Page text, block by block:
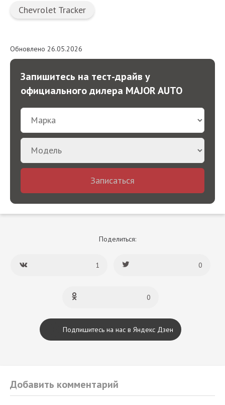
Chevrolet Tracker
Обновлено 26.05.2026
Запишитесь на тест-драйв у
официального дилера MAJOR AUTO
Записаться
Поделиться:
1 0
0
Подпишитесь на нас в Яндекс Дзен
Добавить комментарий